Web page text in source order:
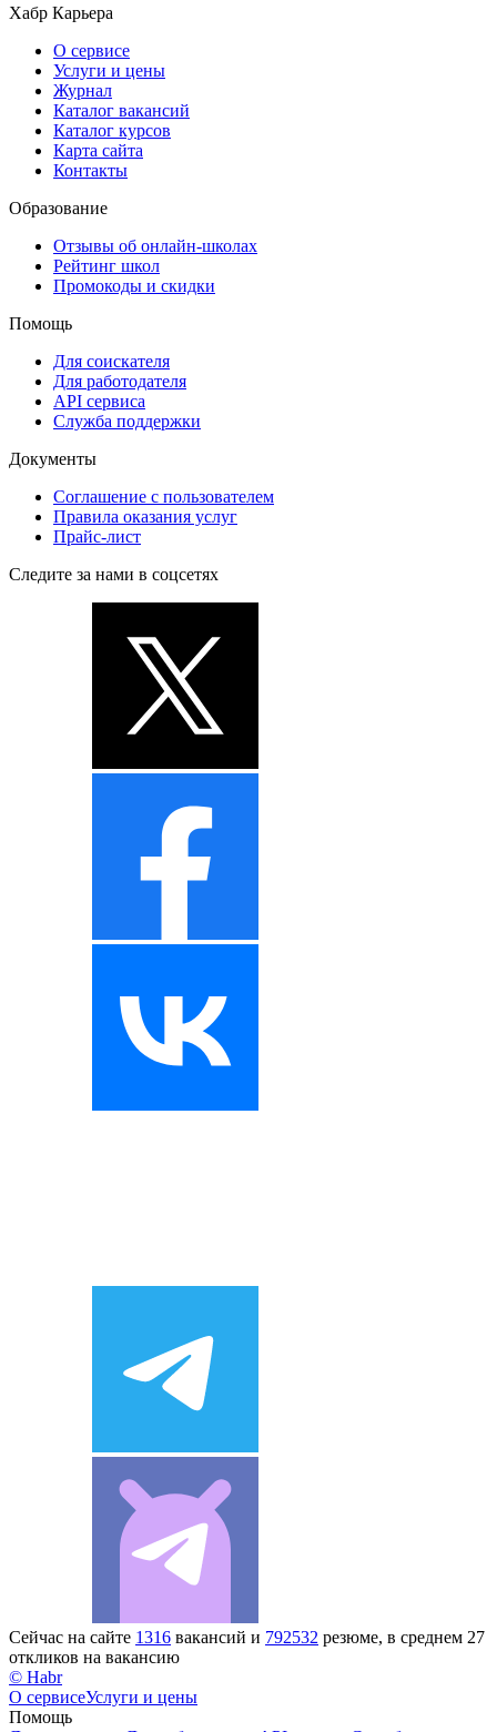
Хабр Карьера
О сервисе
Услуги и цены
Журнал
Каталог вакансий
Каталог курсов
Карта сайта
Контакты
Образование
Отзывы об онлайн-школах
Рейтинг школ
Промокоды и скидки
Помощь
Для соискателя
Для работодателя
API сервиса
Служба поддержки
Документы
Соглашение с пользователем
Правила оказания услуг
Прайс-лист
Следите за нами в соцсетях
Сейчас на сайте 1316 вакансий и 792532 резюме, в среднем 27
откликов на вакансию
© Habr
О сервисеУслуги и цены
Помощь